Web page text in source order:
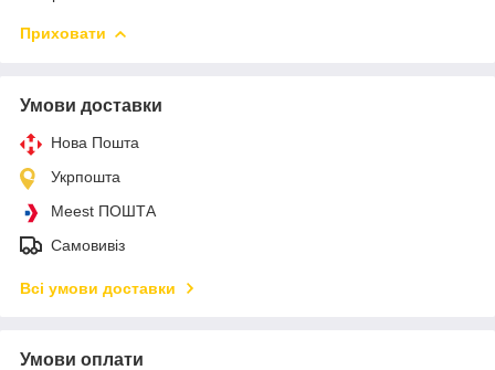
Приховати
Умови доставки
Нова Пошта
Укрпошта
Meest ПОШТА
Самовивіз
Всі умови доставки
Умови оплати